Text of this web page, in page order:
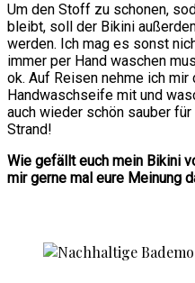
Um den Stoff zu schonen,
bleibt, soll der Bikini
werden. Ich mag es sonst
immer per Hand waschen
ok. Auf Reisen nehme ich mir
Handwaschseife mit und
auch wieder schön sauber
Strand!
Wie gefällt euch mein Bikini
mir gerne mal eure Meinung